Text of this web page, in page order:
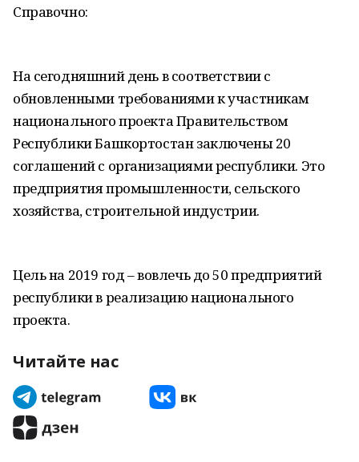
Справочно:
На сегодняшний день в соответствии с
обновленными требованиями к участникам
национального проекта Правительством
Республики Башкортостан заключены 20
соглашений с организациями республики. Это
предприятия промышленности, сельского
хозяйства, строительной индустрии.
Цель на 2019 год – вовлечь до 50 предприятий
республики в реализацию национального
проекта.
Читайте нас